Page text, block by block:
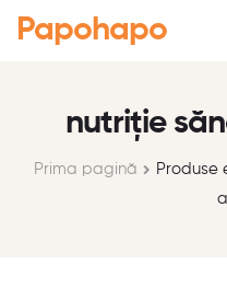
Papohapo
nutriție
Prima pagină
Produse